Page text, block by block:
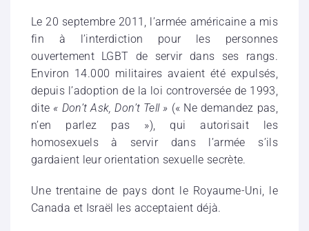
Le 20 septembre 2011, l’armée américaine a mis
fin à l’interdiction pour les personnes
ouvertement LGBT de servir dans ses rangs.
Environ 14.000 militaires avaient été expulsés,
depuis l’adoption de la loi controversée de 1993,
dite « Don’t Ask, Don’t Tell» (« Ne demandez pas,
n’en parlez pas »), qui autorisait les
homosexuels à servir dans l’armée s’ils
gardaient leur orientation sexuelle secrète.
Une trentaine de pays dont le Royaume-Uni, le
Canada et Israël les acceptaient déjà.